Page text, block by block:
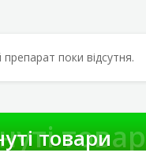
препарат поки відсутня.
товари